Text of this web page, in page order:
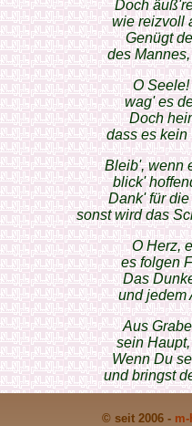
Doch
wie reizvoll
Genügt
des
O
wag' es
Doch
dass es kein
Bleib', wenn
blick'
Dank' für die
sonst wird das
O Herz,
es folgen
Das
und jedem
Aus
sein
Wenn Du
und bringst
© seit 2006 -